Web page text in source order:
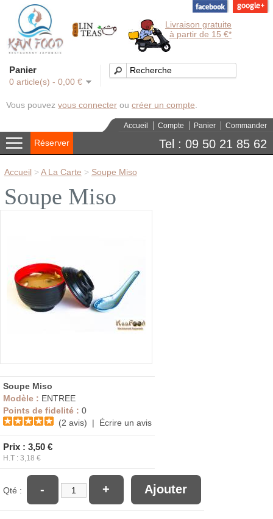
Livraison gratuite
à partir de 15 €*
Panier
0 article(s) - 0,00 €
Vous pouvez vous connecter ou créer un compte
Tel : 09 50 21 85 62
Accueil Compte Panier Commander
Réserver
Accueil >A La Carte > Soupe Miso
Soupe Miso
Soupe Miso
Modèle : ENTREE
Points de fidelité : 0
(2 avis) | Écrire un avis
Prix : 3,50 €
H.T : 3,18 €
Qté : - + Ajouter